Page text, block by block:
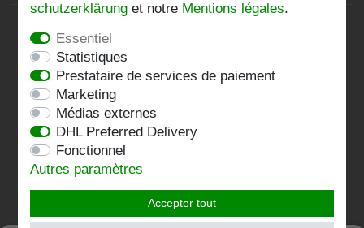
AGB
Impressum
Kontakt
Folgen Sie uns:
schutz­erklärung et notre Mentions légales.
Essentiel
Statistiques
Prestataire de services de paiement
Marketing
Médias externes
DHL Preferred Delivery
Fonctionnel
Autres paramètres
Accepter tout